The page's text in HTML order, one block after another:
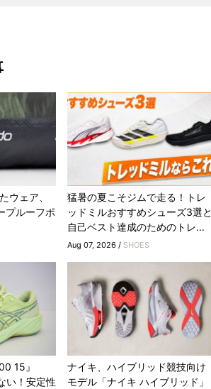
ウェア、
プルーフポ
猛暑の夏こそジムで走る！トレ
ッドミルおすすめシューズ3選と
自己ベスト達成のためのトレ...
Aug 07, 2026 / SHOES
15』
い！安定性
ナイキ、ハイブリッド競技向け
モデル「ナイキ ハイブリッド」